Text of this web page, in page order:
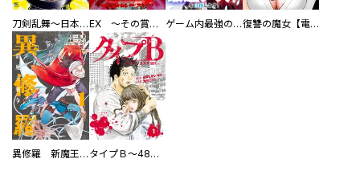
刀剣乱舞～日本号つれづれ酒～ EX ～その賞金稼ぎは、世界の出口を探す～【単行本版】 ゲーム内最強の『裏ボス』に転生したので、主人公の代わりに最速クリアを目指します！【電子単行本版】 復讐の魔女【電子単行本版】
異修羅 新魔王戦争 タイプＢ～48時間後、致死率100％～【単話】